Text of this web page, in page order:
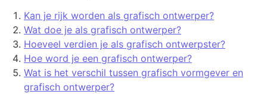
Kan je rijk worden als grafisch ontwerper?
Wat doe je als grafisch ontwerper?
Hoeveel verdien je als grafisch ontwerpster?
Hoe word je een grafisch ontwerper?
Wat is het verschil tussen grafisch vormgever en
grafisch ontwerper?